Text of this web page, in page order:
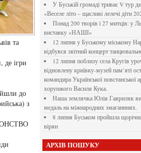
та
де ігри
до
з
У Буській громаді триває V тур
«Веселе літо – щасливі лелечі діти
Понад 200 творів і 27 митців: у
виставку «НАШІ»
12 липня у Буському міському
відбувся звітний концерт
12 липня поблизу села Кругів
відновлену криївку-музей пам’яті
командира Української повстанської
хорунжого Василя Кука.
Наша землячка Юлія Гавриляк
медаль на міжнародних змаганннях.
8 липня Буськом пройшла
вірян
АРХІВ ПОШУКУ